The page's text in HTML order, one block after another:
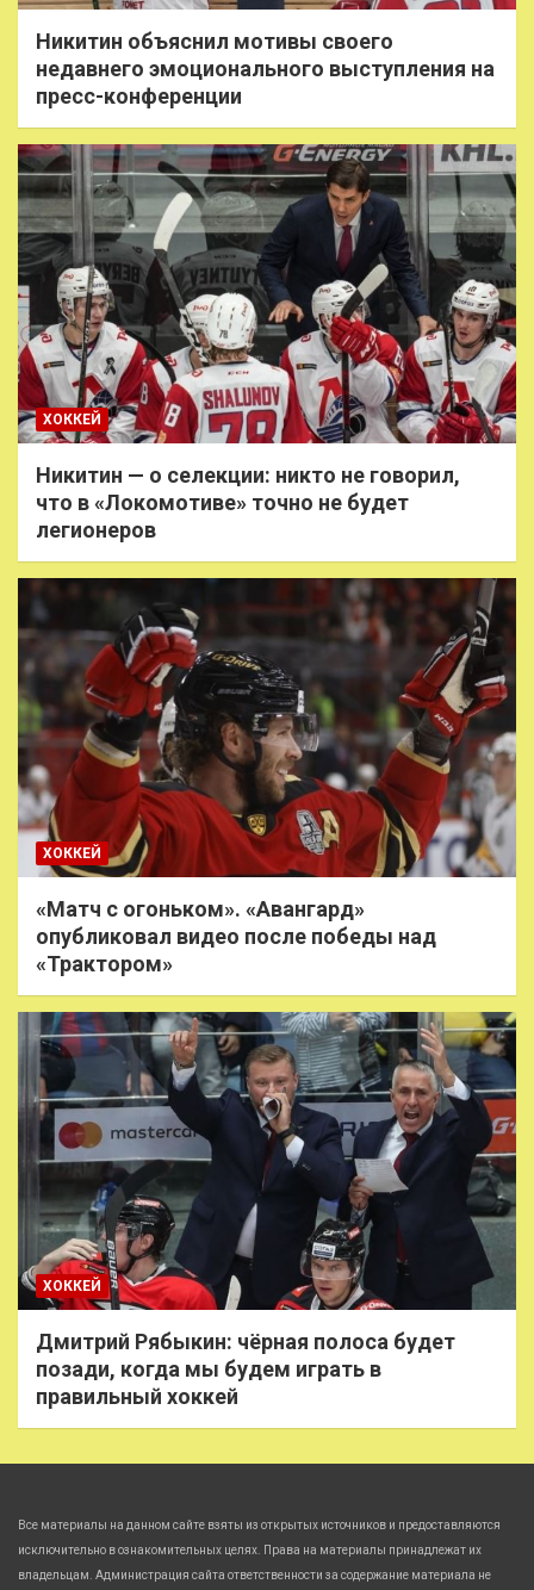
Никитин объяснил мотивы своего
недавнего эмоционального выступления на
пресс-конференции
ХОККЕЙ
Никитин — о селекции: никто не говорил,
что в «Локомотиве» точно не будет
легионеров
ХОККЕЙ
«Матч с огоньком». «Авангард»
опубликовал видео после победы над
«Трактором»
ХОККЕЙ
Дмитрий Рябыкин: чёрная полоса будет
позади, когда мы будем играть в
правильный хоккей
Все материалы на данном сайте взяты из открытых источников и предоставляются
исключительно в ознакомительных целях. Права на материалы принадлежат их
владельцам. Администрация сайта ответственности за содержание материала не